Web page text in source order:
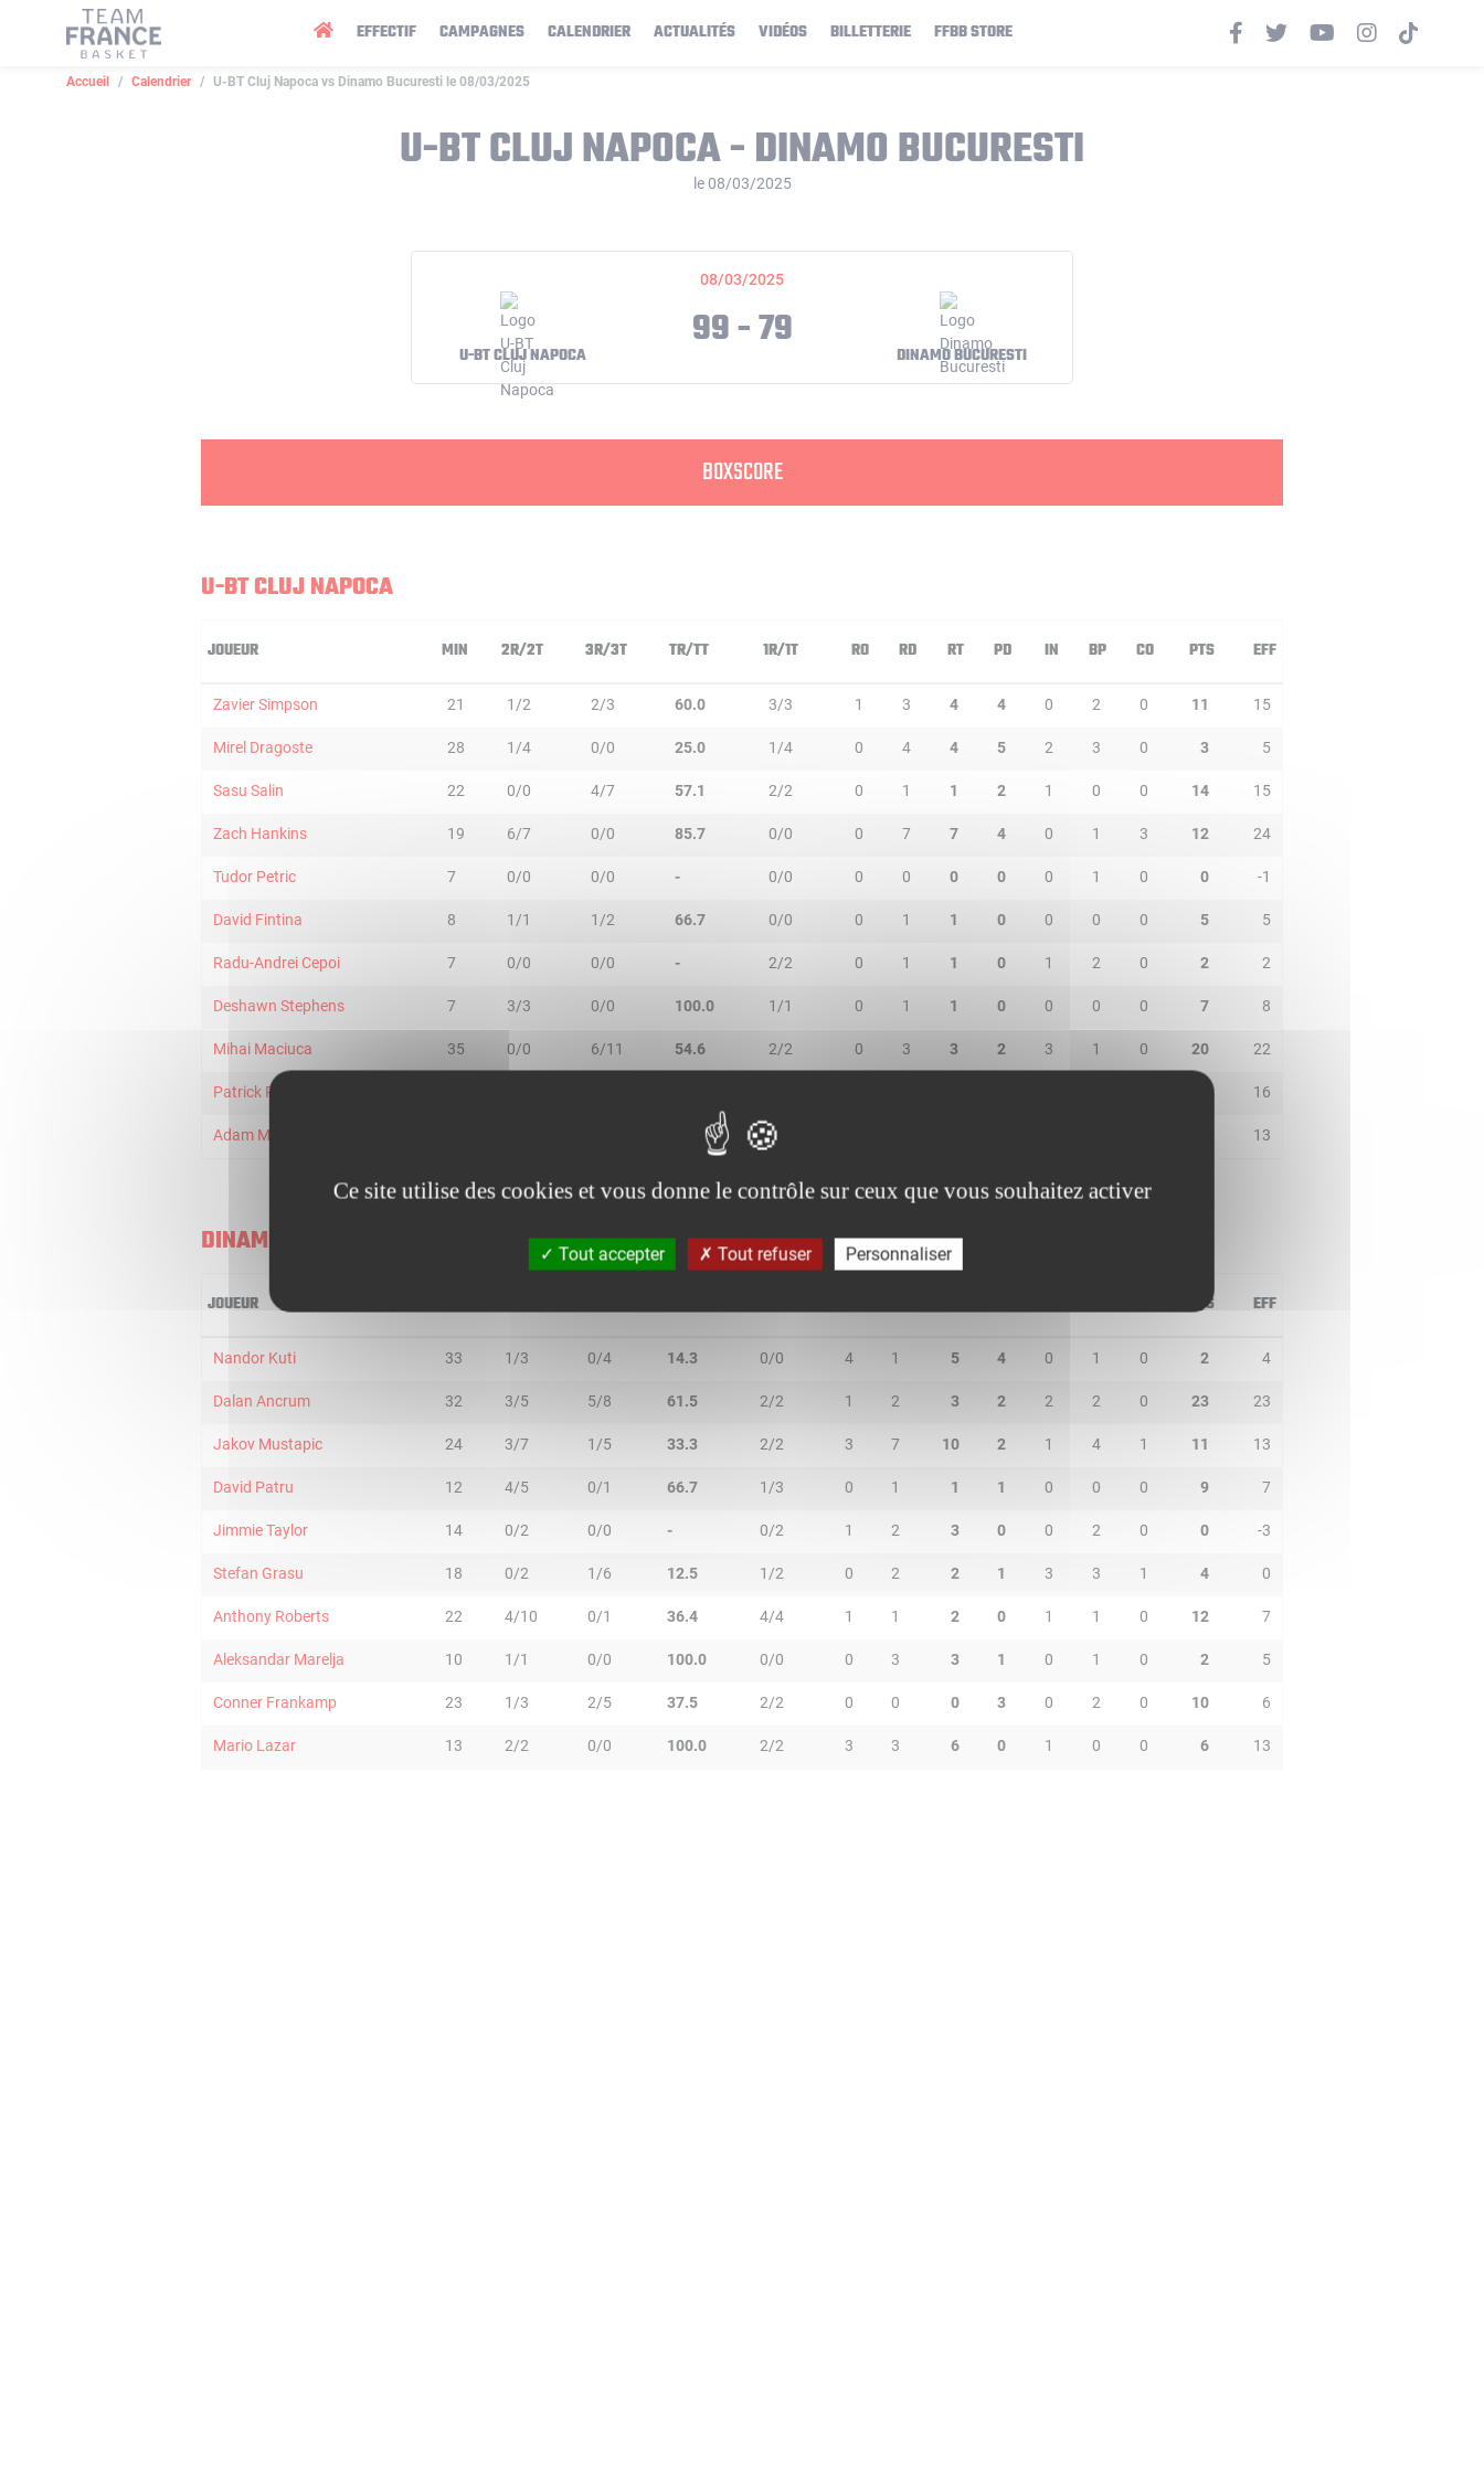
EFFECTIF CAMPAGNES CALENDRIER ACTUALITÉS VIDÉOS BILLETTERIE FFBB STORE
Accueil Calendrier U-BT Cluj Napoca vs Dinamo Bucuresti le 08/03/2025
U-BT CLUJ NAPOCA - DINAMO BUCURESTI
le 08/03/2025
08/03/2025
U-BT CLUJ NAPOCA 99 - 79 DINAMO BUCURESTI
BOXSCORE
U-BT CLUJ NAPOCA
JOUEUR MIN 2R/2T 3R/3T TR/TT 1R/1T RO RD RT PD IN BP CO PTS EFF
Zavier Simpson 21 1/2 2/3 60.0 3/3 1 3 4 4 0 2 0 11 15
Mirel Dragoste 28 1/4 0/0 25.0 1/4 0 4 4 5 2 3 0 3 5
Sasu Salin 22 0/0 4/7 57.1 2/2 0 1 1 2 1 0 0 14 15
Zach Hankins 19 6/7 0/0 85.7 0/0 0 7 7 4 0 1 3 12 24
Tudor Petric 7 0/0 0/0 - 0/0 0 0 0 0 0 1 0 0 -1
David Fintina 8 1/1 1/2 66.7 0/0 0 1 1 0 0 0 0 5 5
Radu-Andrei Cepoi 7 0/0 0/0 - 2/2 0 1 1 0 1 2 0 2 2
Deshawn Stephens 7 3/3 0/0 100.0 1/1 0 1 1 0 0 0 0 7 8
Mihai Maciuca 35 0/0 6/11 54.6 2/2 0 3 3 2 3 1 0 20 22
Patrick Richard 16
Adam MOKOKA 41.2 2/3 13
DINAMO BUCURESTI
JOUEUR PTS EFF
Nandor Kuti 33 1/3 0/4 14.3 0/0 4 1 5 4 0 1 0 2 4
Dalan Ancrum 32 3/5 5/8 61.5 2/2 1 2 3 2 2 2 0 23 23
Jakov Mustapic 24 3/7 1/5 33.3 2/2 3 7 10 2 1 4 1 11 13
David Patru 12 4/5 0/1 66.7 1/3 0 1 1 1 0 0 0 9 7
Jimmie Taylor 14 0/2 0/0 - 0/2 1 2 3 0 0 2 0 0 -3
Stefan Grasu 18 0/2 1/6 12.5 1/2 0 2 2 1 3 3 1 4 0
Anthony Roberts 22 4/10 0/1 36.4 4/4 1 1 2 0 1 1 0 12 7
Aleksandar Marelja 10 1/1 0/0 100.0 0/0 0 3 3 1 0 1 0 2 5
Conner Frankamp 23 1/3 2/5 37.5 2/2 0 0 0 3 0 2 0 10 6
Mario Lazar 13 2/2 0/0 100.0 2/2 3 3 6 0 1 0 0 6 13
Panneau de gestion des cookies
Ce site utilise des cookies et vous donne le contrôle sur ceux que vous souhaitez activer
Tout accepter Tout refuser Personnaliser